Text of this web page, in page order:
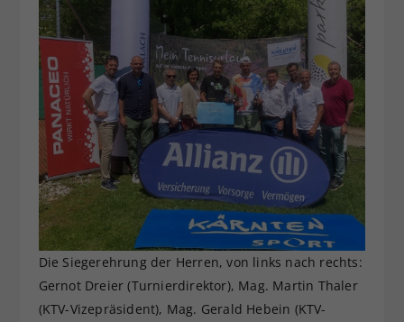
Die Siegerehrung der Herren, von links nach rechts:
Gernot Dreier (Turnierdirektor), Mag. Martin Thaler
(KTV-Vizepräsident), Mag. Gerald Hebein (KTV-